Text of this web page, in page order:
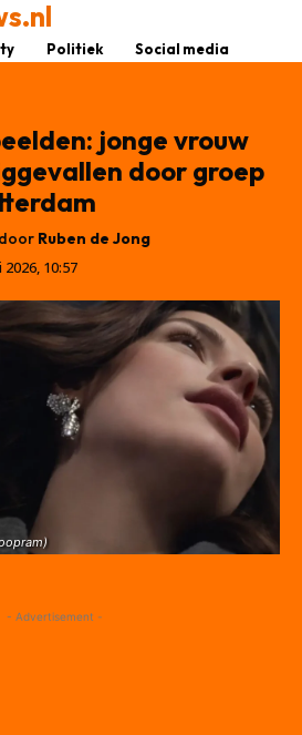
Politiek Social media
jonge vrouw
door groep
Ruben de Jong
10:57
- Advertisement -